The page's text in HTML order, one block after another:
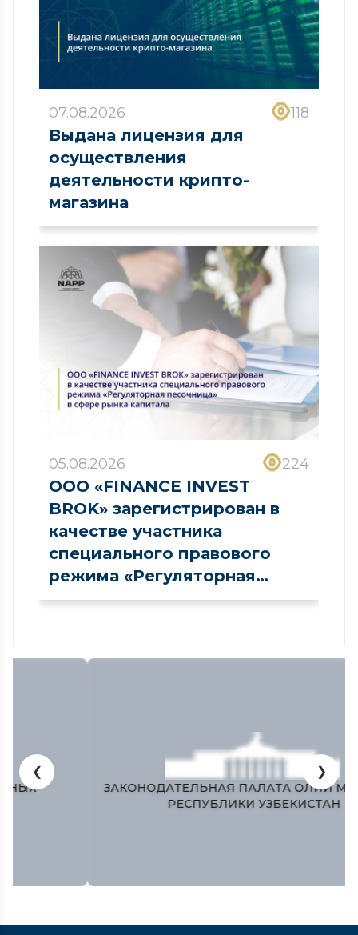
07.08.2026 118
Выдана лицензия для
осуществления
деятельности крипто-
магазина
05.08.2026 224
ООО «FINANCE INVEST
BROK» зарегистрирован в
качестве участника
специального правового
режима «Регуляторная
песочница» в сфере рынка
ЗАКОНОДАТЕЛЬНАЯ ПАЛАТА ОЛИЙ МАЖЛИСА
РЕСПУБЛИКИ УЗБЕКИСТАН
❮ ❯